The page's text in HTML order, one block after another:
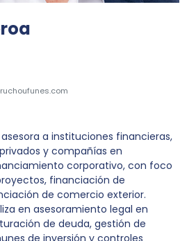
asesora a instituciones financieras,
y compañías en
corporativo, con foco
financiación de
de comercio exterior.
en asesoramiento legal en
de deuda, gestión de
de inversión y controles